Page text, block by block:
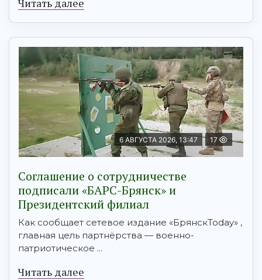
Читать далее
6 АВГУСТА 2026, 13:47 17
Соглашение о сотрудничестве
подписали «БАРС-Брянск» и
Президентский филиал
Как сообщает сетевое издание «БрянскToday» ,
главная цель партнёрства — военно-
патриотическое ...
Читать далее